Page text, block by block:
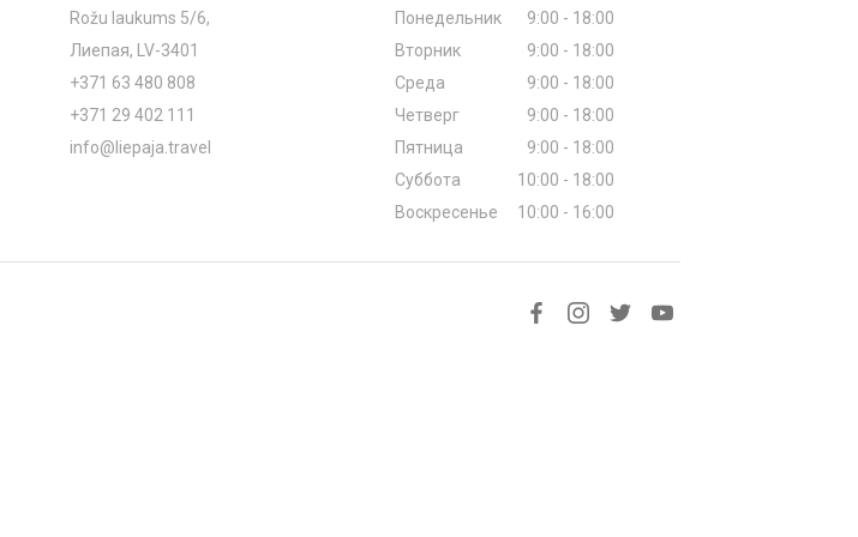
Rožu laukums 5/6,
Лиепая, LV-3401
+371 63 480 808
+371 29 402 111
info@liepaja.travel
Понедельник
9:00 - 18:00
Вторник
9:00 - 18:00
Среда
9:00 - 18:00
Четверг
9:00 - 18:00
Пятница
9:00 - 18:00
Суббота
10:00 - 18:00
Воскресенье
10:00 - 16:00